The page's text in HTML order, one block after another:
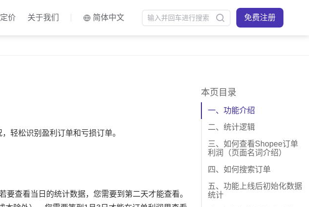
定价 关于我们 简体中文 免费注册
本页目录
一、功能介绍
二、统计逻辑
三、如何查看Shopee订单
利润（页面名词介绍）
四、如何搜索订单
五、功能上线后初始化数据
统计